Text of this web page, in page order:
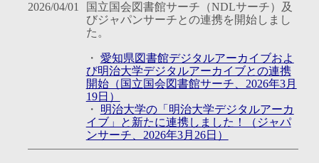
2026/04/01
国立国会図書館サーチ（NDLサーチ）及
びジャパンサーチとの連携を開始しまし
た。
・ 愛知県図書館デジタルアーカイブおよ
び明治大学デジタルアーカイブとの連携
開始（国立国会図書館サーチ、2026年3月
19日）
・ 明治大学の「明治大学デジタルアーカ
イブ」と新たに連携しました！（ジャパ
ンサーチ、2026年3月26日）